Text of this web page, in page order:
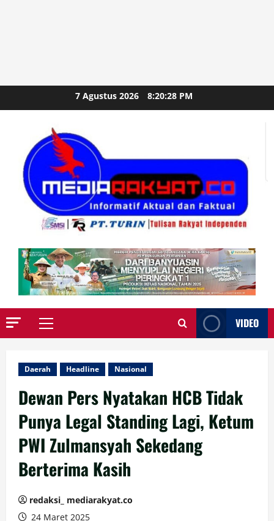
to
7 Agustus 2026 8:20:30 PM
Primary
VIDEO
Daerah Headline Nasional
Dewan Pers Nyatakan HCB Tidak
Punya Legal Standing Lagi, Ketum
PWI Zulmansyah Sekedang
Berterima Kasih
redaksi_ mediarakyat.co
24 Maret 2025